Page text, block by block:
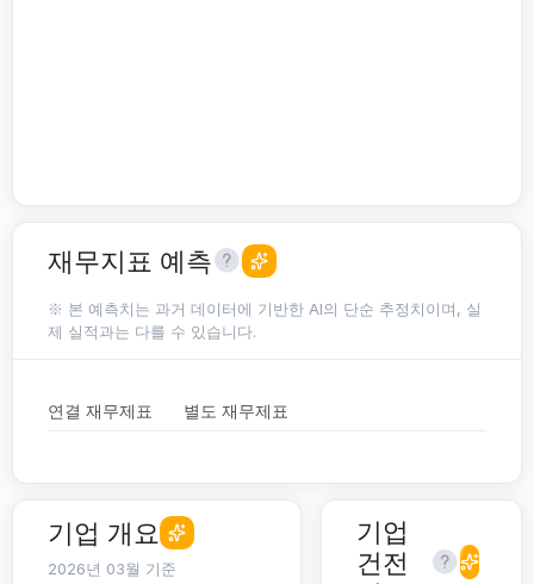
재무지표 예측
※ 본 예측치는 과거 데이터에 기반한 AI의 단순 추정치이며, 실
제 실적과는 다를 수 있습니다.
연결 재무제표 별도 재무제표
기업 개요
2026년 03월 기준
기업
건전